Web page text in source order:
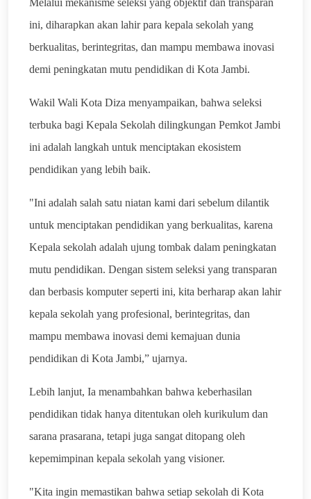
Melalui mekanisme seleksi yang objektif dan transparan
ini, diharapkan akan lahir para kepala sekolah yang
berkualitas, berintegritas, dan mampu membawa inovasi
demi peningkatan mutu pendidikan di Kota Jambi.
Wakil Wali Kota Diza menyampaikan, bahwa seleksi
terbuka bagi Kepala Sekolah dilingkungan Pemkot Jambi
ini adalah langkah untuk menciptakan ekosistem
pendidikan yang lebih baik.
"Ini adalah salah satu niatan kami dari sebelum dilantik
untuk menciptakan pendidikan yang berkualitas, karena
Kepala sekolah adalah ujung tombak dalam peningkatan
mutu pendidikan. Dengan sistem seleksi yang transparan
dan berbasis komputer seperti ini, kita berharap akan lahir
kepala sekolah yang profesional, berintegritas, dan
mampu membawa inovasi demi kemajuan dunia
pendidikan di Kota Jambi,” ujarnya.
Lebih lanjut, Ia menambahkan bahwa keberhasilan
pendidikan tidak hanya ditentukan oleh kurikulum dan
sarana prasarana, tetapi juga sangat ditopang oleh
kepemimpinan kepala sekolah yang visioner.
"Kita ingin memastikan bahwa setiap sekolah di Kota